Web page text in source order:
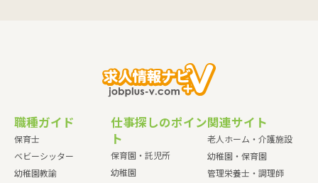
職種ガイド
保育士
ベビーシッター
幼稚園教諭
仕事探しのポイン
ト
保育園・託児所
幼稚園
関連サイト
老人ホーム・介護施設
幼稚園・保育園
管理栄養士・調理師